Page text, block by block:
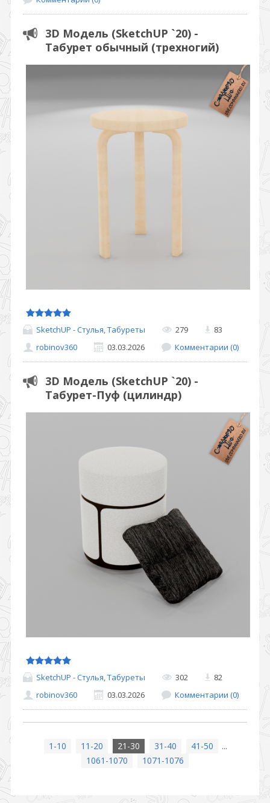
3D Модель (SketchUP `20) -
Табурет обычный (трехногий)
SketchUP - Стулья, Табуреты 279
83
robinov360
03.03.2026 Комментарии (0)
3D Модель (SketchUP `20) -
Табурет-Пуф (цилиндр)
SketchUP - Стулья, Табуреты 302
82
robinov360
03.03.2026 Комментарии (0)
1-10 11-20 21-30 31-40 41-50
...
1061-1070
1071-1076